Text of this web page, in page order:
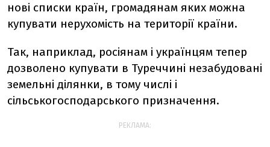
нові списки країн, громадянам яких можна
купувати нерухомість на території країни.
Так, наприклад, росіянам і українцям тепер
дозволено купувати в Туреччині незабудовані
земельні ділянки, в тому числі і
сільськогосподарського призначення.
РЕКЛАМА: